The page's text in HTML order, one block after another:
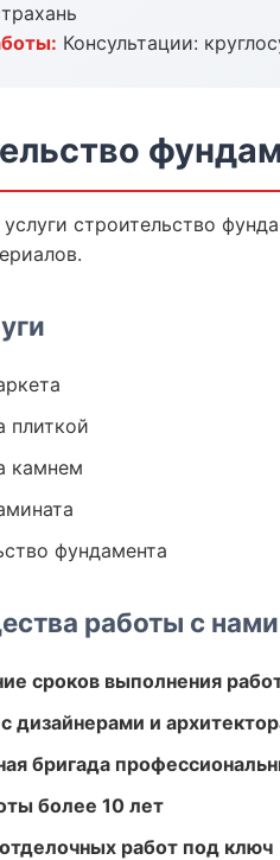
Консультации:
строительство
плиткой
камнем
фундамента
работы с нами
сроков выполнения
дизайнерами и
бригада
более 10 лет
работ под ключ